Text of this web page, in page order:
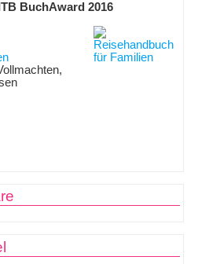
BuchAward 2016